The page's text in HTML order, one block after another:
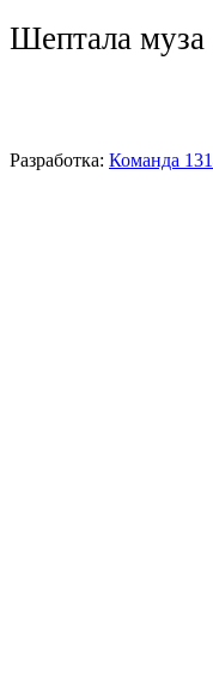
Шептала муза
Разработка: Команда